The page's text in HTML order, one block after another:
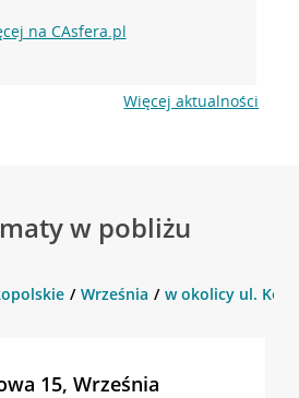
na CAsfera.pl
Więcej aktualności
w pobliżu
Września w okolicy ul.
15, Września